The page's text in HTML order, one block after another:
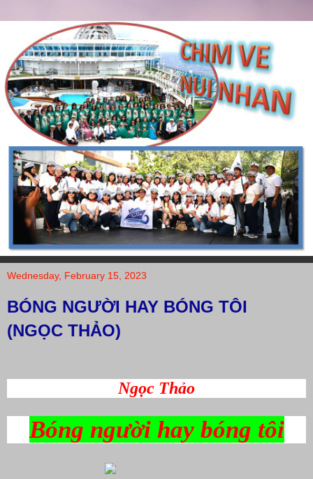
Wednesday, February 15, 2023
BÓNG NGƯỜI HAY BÓNG TÔI
(NGỌC THẢO)
Ngọc Thảo
Bóng người hay bóng tôi